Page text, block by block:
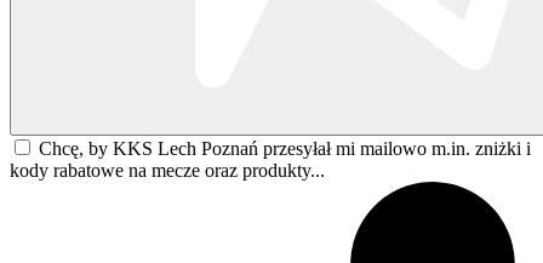
Chcę, by KKS Lech Poznań przesyłał mi mailowo m.in. zniżki i
kody rabatowe na mecze oraz produkty...